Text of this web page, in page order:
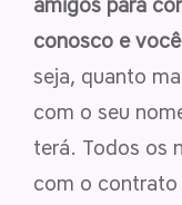
amigos para
conosco e
seja, quanto
com o seu
terá. Todos os
com o contrato